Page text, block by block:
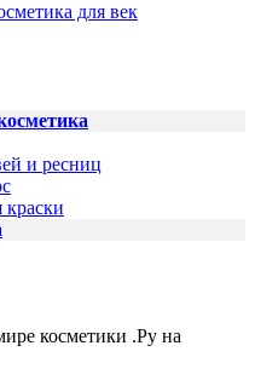
для век
и ресниц
краски